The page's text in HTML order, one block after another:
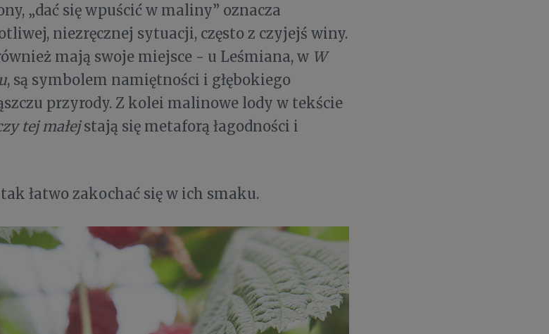
„dać się wpuścić w maliny” oznacza
niezręcznej sytuacji, często z czyjejś winy.
mają swoje miejsce - u Leśmiana, w W
, są symbolem namiętności i głębokiego
przyrody. Z kolei malinowe lody w tekście
tej małejstają się metaforą łagodności i
łatwo zakochać się w ich smaku.